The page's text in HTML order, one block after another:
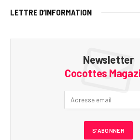
LETTRE D’INFORMATION
Newsletter
Cocottes